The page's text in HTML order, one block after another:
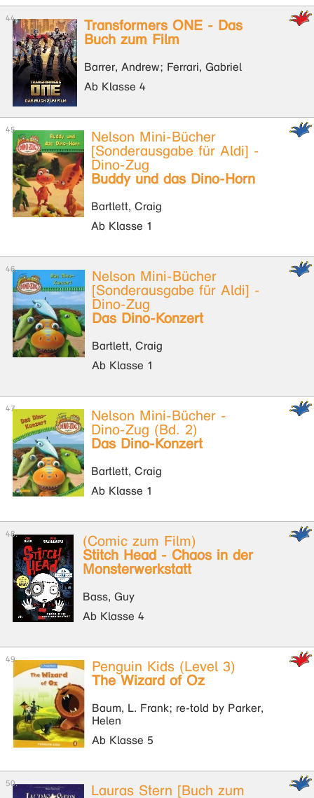
Transformers ONE - Das
Buch zum Film
Barrer, Andrew; Ferrari, Gabriel
Ab Klasse 4
Nelson Mini-Bücher
[Sonderausgabe für Aldi] -
Dino-Zug
Buddy und das Dino-Horn
Bartlett, Craig
Ab Klasse 1
Nelson Mini-Bücher
[Sonderausgabe für Aldi] -
Dino-Zug
Das Dino-Konzert
Bartlett, Craig
Ab Klasse 1
Nelson Mini-Bücher -
Dino-Zug (Bd. 2)
Das Dino-Konzert
Bartlett, Craig
Ab Klasse 1
(Comic zum Film)
Stitch Head - Chaos in der
Monsterwerkstatt
Bass, Guy
Ab Klasse 4
Penguin Kids (Level 3)
The Wizard of Oz
Baum, L. Frank; re-told by Parker,
Helen
Ab Klasse 5
Lauras Stern [Buch zum